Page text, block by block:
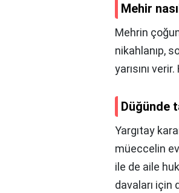
Mehir
Mehrin
nikahlanıp,
yarısını
Düğünde
Yargıtay
müeccelin
ile de aile
davaları için